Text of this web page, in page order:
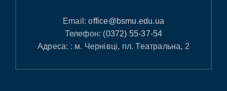
Email:office@bsmu.edu.ua
Телефон: (0372) 55-37-54
Адреса: : м. Чернівці, пл. Театральна, 2